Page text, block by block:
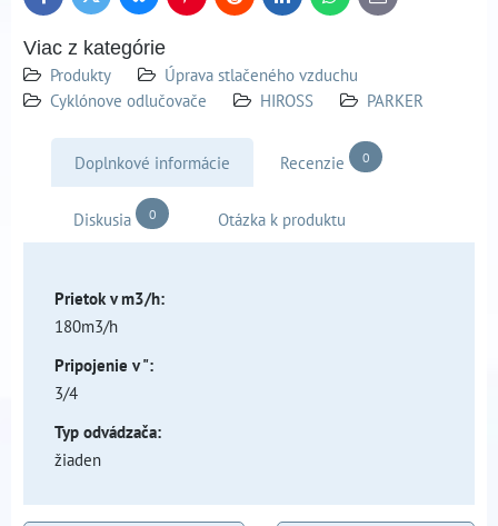
mail
Viac z kategórie
Produkty
Úprava stlačeného vzduchu
Cyklónove odlučovače
HIROSS PARKER
Doplnkové informácie Recenzie 0
Diskusia 0 Otázka k produktu
Prietok v m3/h:
180m3/h
Pripojenie v ":
3/4
Typ odvádzača:
žiaden